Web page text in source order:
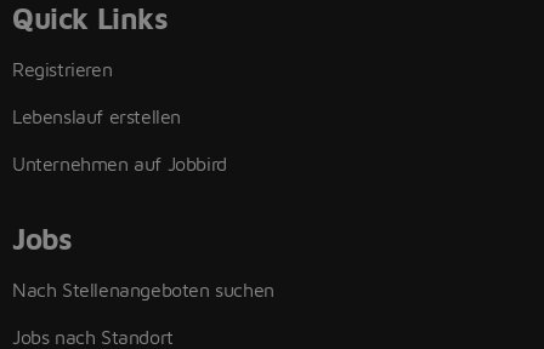
Quick Links
Registrieren
Lebenslauf erstellen
Unternehmen auf Jobbird
Jobs
Nach Stellenangeboten suchen
Jobs nach Standort